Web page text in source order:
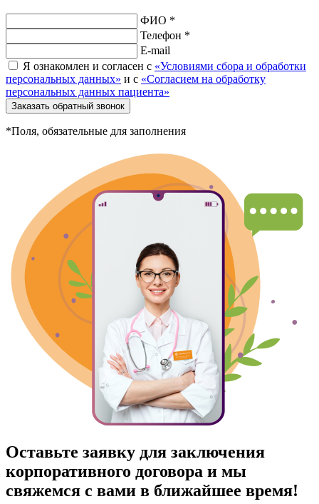
ФИО *
Телефон *
E-mail
Я ознакомлен и согласен с «Условиями сбора и обработки
персональных данных» и с «Согласием на обработку
персональных данных пациента»
Заказать обратный звонок
*Поля, обязательные для заполнения
Оставьте заявку для заключения
корпоративного договора и мы
свяжемся с вами в ближайшее время!